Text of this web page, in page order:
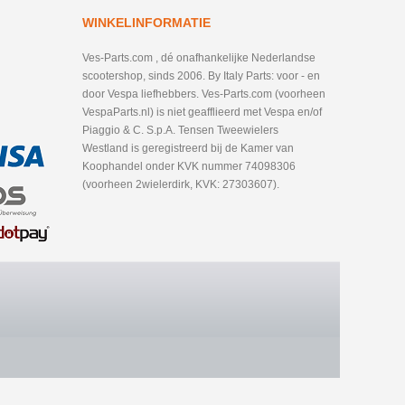
WINKELINFORMATIE
Ves-Parts.com , dé onafhankelijke Nederlandse
scootershop, sinds 2006. By Italy Parts: voor - en
door Vespa liefhebbers. Ves-Parts.com (voorheen
VespaParts.nl) is niet geafflieerd met Vespa en/of
Piaggio & C. S.p.A. Tensen Tweewielers
Westland is geregistreerd bij de Kamer van
Koophandel onder KVK nummer 74098306
(voorheen 2wielerdirk, KVK: 27303607).